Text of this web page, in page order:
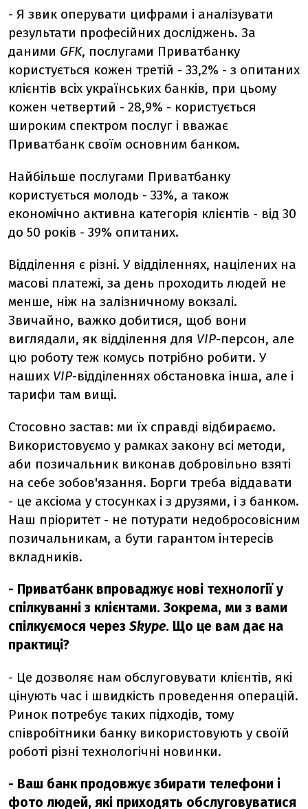
- Я звик оперувати цифрами і аналізувати
результати професійних досліджень. За
даними GFK, послугами Приватбанку
користується кожен третій - 33,2% - з опитаних
клієнтів всіх українських банків, при цьому
кожен четвертий - 28,9% - користується
широким спектром послуг і вважає
Приватбанк своїм основним банком.
Найбільше послугами Приватбанку
користується молодь - 33%, а також
економічно активна категорія клієнтів - від 30
до 50 років - 39% опитаних.
Відділення є різні. У відділеннях, націлених на
масові платежі, за день проходить людей не
менше, ніж на залізничному вокзалі.
Звичайно, важко добитися, щоб вони
виглядали, як відділення для VIP-персон, але
цю роботу теж комусь потрібно робити. У
наших VIP-відділеннях обстановка інша, але і
тарифи там вищі.
Стосовно застав: ми їх справді відбираємо.
Використовуємо у рамках закону всі методи,
аби позичальник виконав добровільно взяті
на себе зобов'язання. Борги треба віддавати
- це аксіома у стосунках і з друзями, і з банком.
Наш пріоритет - не потурати недобросовісним
позичальникам, а бути гарантом інтересів
вкладників.
- Приватбанк впроваджує нові технології у
спілкуванні з клієнтами. Зокрема, ми з вами
спілкуємося через Skype. Що це вам дає на
практиці?
- Це дозволяє нам обслуговувати клієнтів, які
цінують час і швидкість проведення операцій.
Ринок потребує таких підходів, тому
співробітники банку використовують у своїй
роботі різні технологічні новинки.
- Ваш банк продовжує збирати телефони і
фото людей, які приходять обслуговуватися